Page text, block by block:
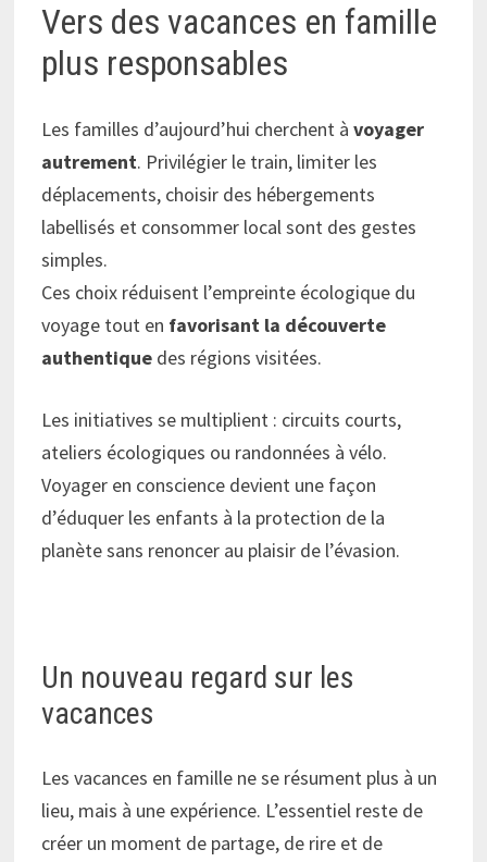
Vers des vacances en famille
plus responsables
Les familles d’aujourd’hui cherchent àvoyager
autrement. Privilégier le train, limiter les
déplacements, choisir des hébergements
labellisés et consommer local sont des gestes
simples.
Ces choix réduisent l’empreinte écologique du
voyage tout en favorisant la découverte
authentique des régions visitées.
Les initiatives se multiplient : circuits courts,
ateliers écologiques ou randonnées à vélo.
Voyager en conscience devient une façon
d’éduquer les enfants à la protection de la
planète sans renoncer au plaisir de l’évasion.
Un nouveau regard sur les
vacances
Les vacances en famille ne se résument plus à un
lieu, mais à une expérience. L’essentiel reste de
créer un moment de partage, de rire et de